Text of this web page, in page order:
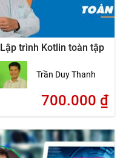
Lập trình Kotlin toàn tập
Trần Duy Thanh
700.000 ₫